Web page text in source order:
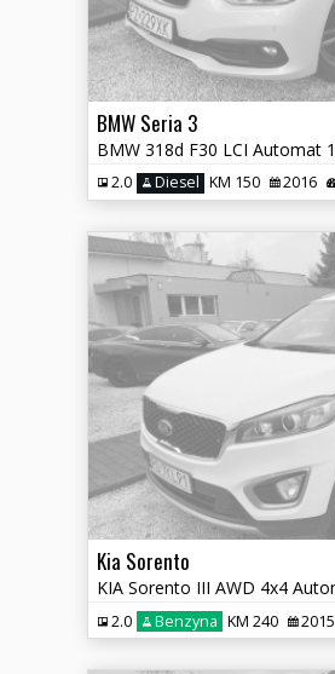
BMW Seria 3
2.0 Diesel KM 150 2016
Kia Sorento
2.0 Benzyna KM 240 2015